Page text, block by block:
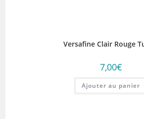
Versafine Clair Rouge
7,00€
Ajouter au panier